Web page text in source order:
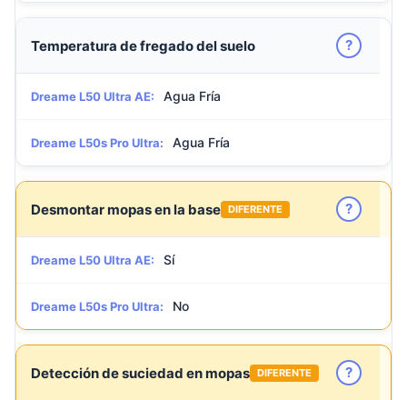
Temperatura de fregado del suelo ?
Dreame L50 Ultra AE: Agua Fría
Dreame L50s Pro Ultra: Agua Fría
Desmontar mopas en la base DIFERENTE ?
Dreame L50 Ultra AE: Sí
Dreame L50s Pro Ultra: No
Detección de suciedad en mopas DIFERENTE ?